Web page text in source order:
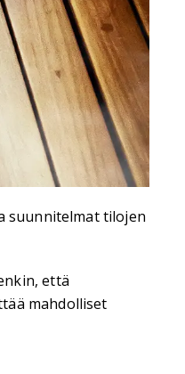
suunnitelmat tilojen
että
mahdolliset